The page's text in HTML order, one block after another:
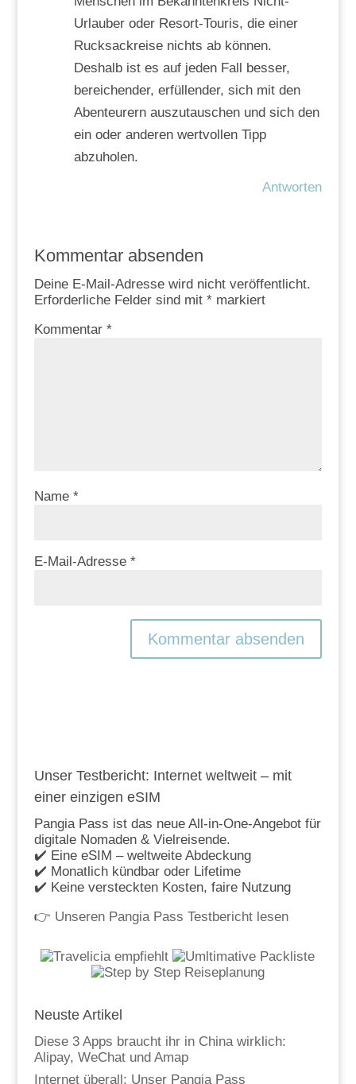
Urlauber oder Resort-Touris, die einer
Rucksackreise nichts ab können.
Deshalb ist es auf jeden Fall besser,
bereichender, erfüllender, sich mit den
Abenteurern auszutauschen und sich den
ein oder anderen wertvollen Tipp
abzuholen.
Antworten
Kommentar absenden
Deine E-Mail-Adresse wird nicht veröffentlicht.
Erforderliche Felder sind mit *markiert
Kommentar *
Name *
E-Mail-Adresse *
Unser Testbericht: Internet weltweit – mit
einer einzigen eSIM
Pangia Pass ist das neue All-in-One-Angebot für
digitale Nomaden & Vielreisende.
✔️ Eine eSIM – weltweite Abdeckung
✔️ Monatlich kündbar oder Lifetime
✔️ Keine versteckten Kosten, faire Nutzung
👉 Unseren Pangia Pass Testbericht lesen
Neuste Artikel
Diese 3 Apps braucht ihr in China wirklich:
Alipay, WeChat und Amap
Internet überall: Unser Pangia Pass